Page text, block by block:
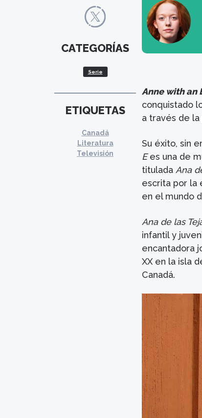
CATEGORÍAS
Serie
ETIQUETAS
Canadá
Literatura
Televisión
Anne with an
conquistado
a través de
Su éxito, sin
Ees una de
titulada Ana
escrita por la
en el mundo
Ana de las
infantil y
encantadora
XX en la isla
Canadá.